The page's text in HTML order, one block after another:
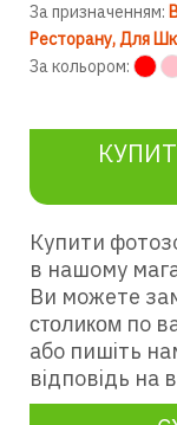
За призначенням:
Ресторану Для
За кольором:
Купити
в нашому
Ви можете
столиком по
або пишіть
відповідь на